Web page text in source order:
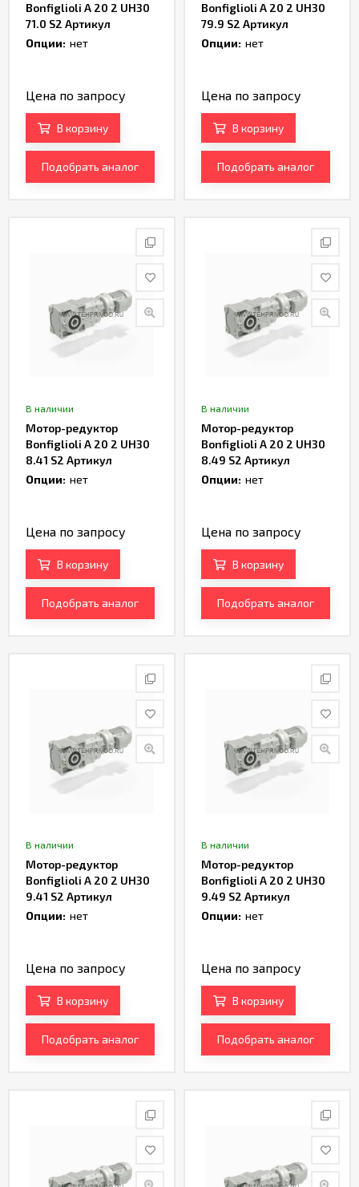
Bonfiglioli A 20 2 UH30
71.0 S2 Артикул
TH233016
Опции: нет
Цена по запросу
В корзину
Подобрать аналог
Bonfiglioli A 20 2 UH30
79.9 S2 Артикул
TH233018
Опции: нет
Цена по запросу
В корзину
Подобрать аналог
В наличии
Мотор-редуктор
Bonfiglioli A 20 2 UH30
8.41 S2 Артикул
TH233020
Опции: нет
Цена по запросу
В корзину
Подобрать аналог
В наличии
Мотор-редуктор
Bonfiglioli A 20 2 UH30
8.49 S2 Артикул
TH233022
Опции: нет
Цена по запросу
В корзину
Подобрать аналог
В наличии
Мотор-редуктор
Bonfiglioli A 20 2 UH30
9.41 S2 Артикул
TH233024
Опции: нет
Цена по запросу
В корзину
Подобрать аналог
В наличии
Мотор-редуктор
Bonfiglioli A 20 2 UH30
9.49 S2 Артикул
TH233026
Опции: нет
Цена по запросу
В корзину
Подобрать аналог